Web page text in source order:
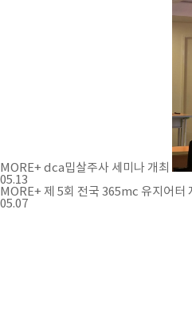
MORE+ dca밉살주사 세미나 개최
05.13
MORE+ 제 5회 전국 365mc 유지어터
05.07